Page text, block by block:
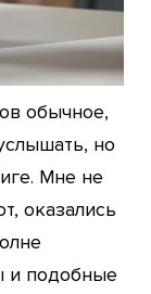
обычное,
но
Мне не
оказались
и подобные